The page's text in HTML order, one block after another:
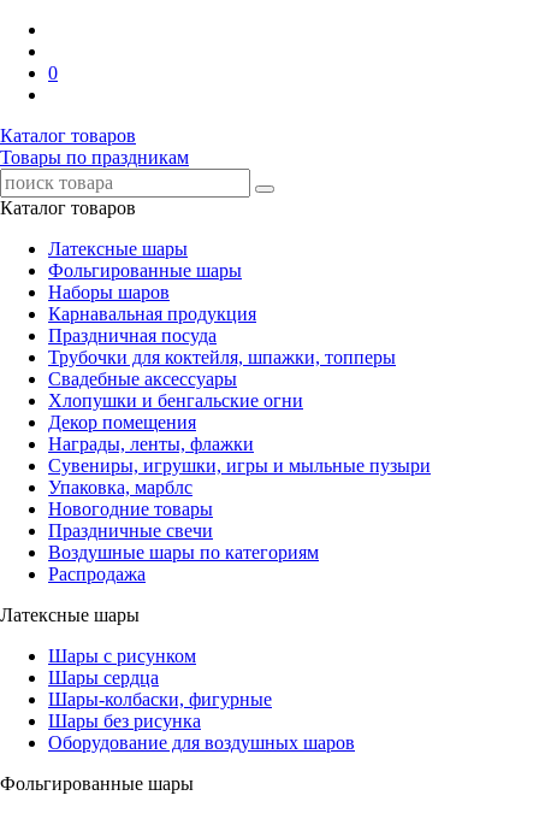
0
Каталог товаров
Товары по праздникам
Каталог товаров
Латексные шары
Фольгированные шары
Наборы шаров
Карнавальная продукция
Праздничная посуда
Трубочки для коктейля, шпажки, топперы
Свадебные аксессуары
Хлопушки и бенгальские огни
Декор помещения
Награды, ленты, флажки
Сувениры, игрушки, игры и мыльные пузыри
Упаковка, марблс
Новогодние товары
Праздничные свечи
Воздушные шары по категориям
Распродажа
Латексные шары
Шары с рисунком
Шары сердца
Шары-колбаски, фигурные
Шары без рисунка
Оборудование для воздушных шаров
Фольгированные шары